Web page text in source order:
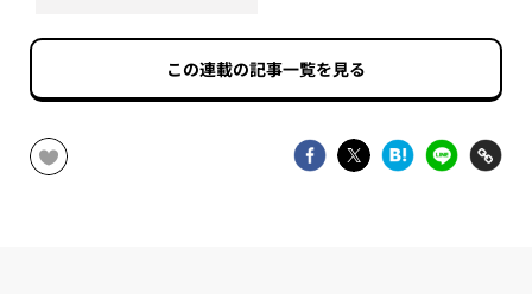
この連載の記事一覧を見る